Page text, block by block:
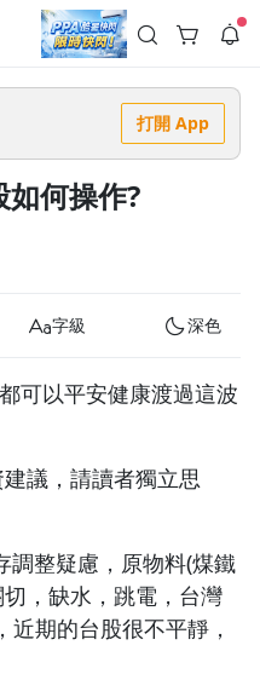
元優惠券！
升級｜期間快閃活動
偷在冷氣房升級 📈⭐️ 【冷氣房
現折 NT$300◾活動期間：
酷暑季好康 \ 再加碼 /→ 點數回饋
✅ 消費即享回饋 1% 點數✅ 滿
官方帳號 Line@ 專屬活動，加
打開 App
何操作?
字級 深色
可以平安健康渡過這波
議，請讀者獨立思
整疑慮，原物料(煤鐵
，缺水，跳電，台灣
期的台股很不平靜，
--:--
播放清單